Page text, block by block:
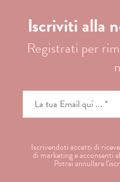
Iscriviti alla
Registrati per
Iscrivendoti accetti di
di marketing e acconsenti
Potrai annullare